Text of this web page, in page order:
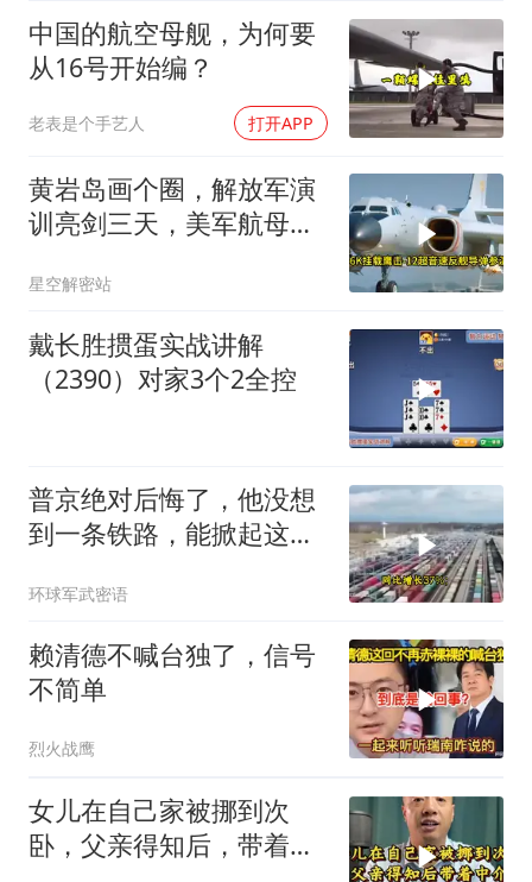
中国的航空母舰，为何要
从16号开始编？
老表是个手艺人 打开APP
黄岩岛画个圈，解放军演
训亮剑三天，美军航母从
星空解密站
戴长胜掼蛋实战讲解
（2390）对家3个2全控
普京绝对后悔了，他没想
到一条铁路，能掀起这么
改写
环球军武密语
赖清德不喊台独了，信号
不简单
烈火战鹰
女儿在自己家被挪到次
卧，父亲得知后，带着中